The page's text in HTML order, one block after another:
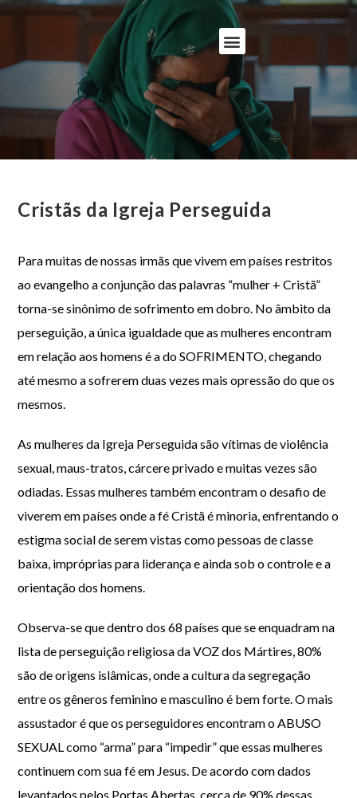
Cristãs da Igreja Perseguida
Para muitas de nossas irmãs que vivem em países restritos
ao evangelho a conjunção das palavras “mulher + Cristã”
torna-se sinônimo de sofrimento em dobro. No âmbito da
perseguição, a única igualdade que as mulheres encontram
em relação aos homens é a do SOFRIMENTO, chegando
até mesmo a sofrerem duas vezes mais opressão do que os
mesmos.
As mulheres da Igreja Perseguida são vítimas de violência
sexual, maus-tratos, cárcere privado e muitas vezes são
odiadas. Essas mulheres também encontram o desafio de
viverem em países onde a fé Cristã é minoria, enfrentando o
estigma social de serem vistas como pessoas de classe
baixa, impróprias para liderança e ainda sob o controle e a
orientação dos homens.
Observa-se que dentro dos 68 países que se enquadram na
lista de perseguição religiosa da VOZ dos Mártires, 80%
são de origens islâmicas, onde a cultura da segregação
entre os gêneros feminino e masculino é bem forte. O mais
assustador é que os perseguidores encontram o ABUSO
SEXUAL como “arma” para “impedir” que essas mulheres
continuem com sua fé em Jesus. De acordo com dados
levantados pelos Portas Abertas, cerca de 90% dessas